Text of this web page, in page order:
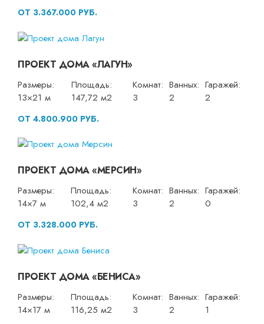
ОТ 3.367.000 РУБ.
ПРОЕКТ ДОМА «ЛАГУН»
Размеры:
13×21 м
Площадь:
147,72 м2
Комнат:
3
Ванных:
2
Гаражей:
2
ОТ 4.800.900 РУБ.
ПРОЕКТ ДОМА «МЕРСИН»
Размеры:
14×7 м
Площадь:
102,4 м2
Комнат:
3
Ванных:
2
Гаражей:
0
ОТ 3.328.000 РУБ.
ПРОЕКТ ДОМА «БЕНИСА»
Размеры:
14×17 м
Площадь:
116,25 м2
Комнат:
3
Ванных:
2
Гаражей:
1